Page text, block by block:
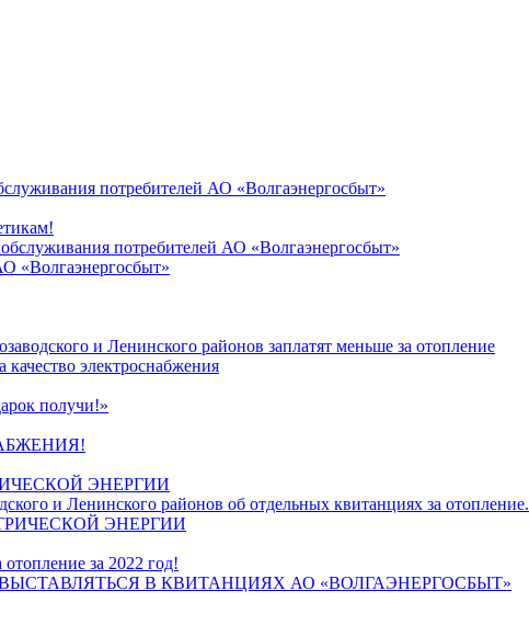
потребителей АО «Волгаэнергосбыт»
потребителей АО «Волгаэнергосбыт»
«Волгаэнергосбыт»
и Ленинского районов заплатят меньше за отопление
электроснабжения
получи!»
ЭНЕРГИИ
и Ленинского районов об отдельных квитанциях за отопление.
ЭНЕРГИИ
за 2022 год!
В КВИТАНЦИЯХ АО «ВОЛГАЭНЕРГОСБЫТ»